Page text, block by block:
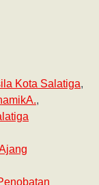
Kota Salatiga,
,